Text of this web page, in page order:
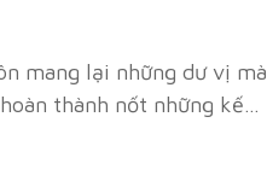
mang lại những dư vị mà
thành nốt những kế…